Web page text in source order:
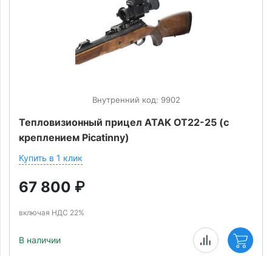
Внутренний код: 9902
Тепловизионный прицел ATAK OT22-25 (с
креплением Picatinny)
Купить в 1 клик
67 800 ₽
включая НДС 22%
В наличии